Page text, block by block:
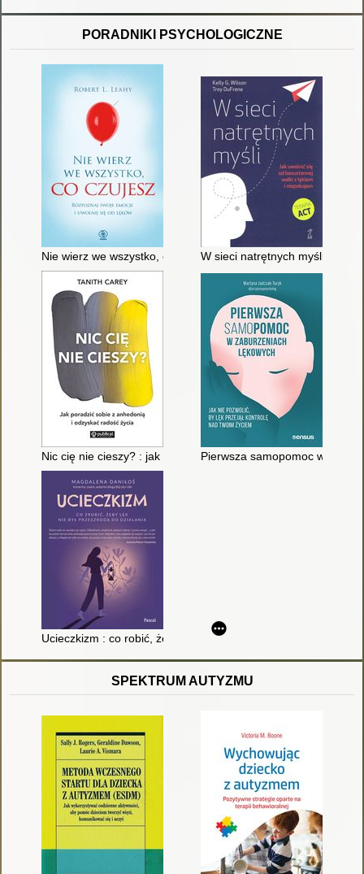
PORADNIKI PSYCHOLOGICZNE
Nie wierz we wszystko, co czujeszW sieci natrętnych myśli : jak
Nic cię nie cieszy? : jak poradzić sobie z anhedonią i
Pierwsza samopomoc w
Ucieczkizm : co robić, żeby lęk nie był przeszkodą do
SPEKTRUM AUTYZMU